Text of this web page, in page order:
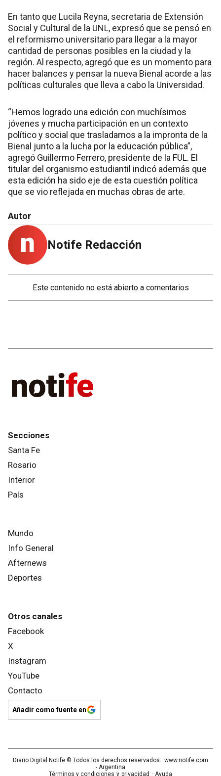
En tanto que Lucila Reyna, secretaria de Extensión
Social y Cultural de la UNL, expresó que se pensó en
el reformismo universitario para llegar a la mayor
cantidad de personas posibles en la ciudad y la
región. Al respecto, agregó que es un momento para
hacer balances y pensar la nueva Bienal acorde a las
políticas culturales que lleva a cabo la Universidad.
“Hemos logrado una edición con muchísimos
jóvenes y mucha participación en un contexto
político y social que trasladamos a la impronta de la
Bienal junto a la lucha por la educación pública”,
agregó Guillermo Ferrero, presidente de la FUL. El
titular del organismo estudiantil indicó además que
esta edición ha sido eje de esta cuestión política
que se vio reflejada en muchas obras de arte.
Autor
Notife Redacción
Este contenido no está abierto a comentarios
Secciones
Santa Fe
Rosario
Interior
País
Mundo
Info General
Afternews
Deportes
Otros canales
Facebook
X
Instagram
YouTube
Contacto
Añadir como fuente en
Diario Digital Notife © Todos los derechos reservados.· www.notife.com
- Argentina
Términos y condiciones y privacidad · Ayuda